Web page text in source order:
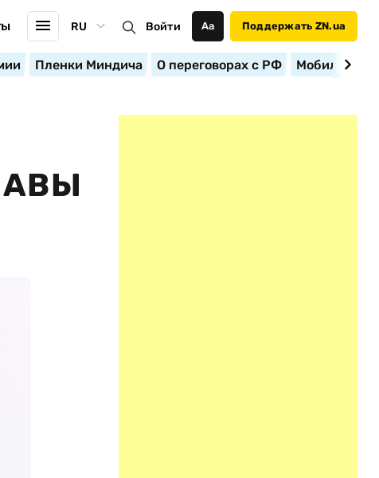
RU Войти Аа Поддержать ZN.ua
Пленки Миндича О переговорах с РФ